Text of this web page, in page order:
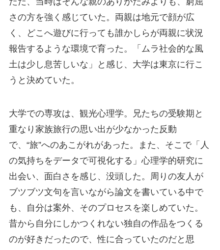
さの方を強く感じていた。両親は地元で顔が広
く、どこへ遊びに行っても誰かしらが両親に状況
報告するような環境で育った。「ムラ社会的な風
土は少し息苦しいな」と感じ、大学は東京に行こ
うと決めていた。
大学での専攻は、観光心理学。兄たちの受験期と
重なり家族旅行の思い出が少なかった反動
で、“旅”へのあこがれがあった。また、そこで「人
の気持ちをデータで可視化する」心理学的研究に
出会い、面白さを感じ、没頭した。周りの友人が
ブツブツ文句を言いながら論文を書いている中で
も、自分は案外、そのプロセスを楽しめていた。
昔から自分にしかつくれない独自の作品をつくる
のが好きだったので、性に合っていたのだと思